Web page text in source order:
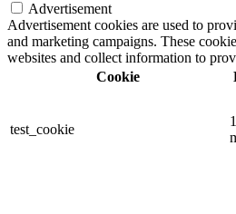
Advertisement
Advertisement cookies are used to
and marketing campaigns. These
websites and collect information to
Cookie
test_cookie